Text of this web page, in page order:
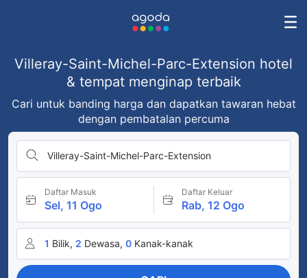
Villeray-Saint-Michel-Parc-Extension hotel
& tempat menginap terbaik
Cari untuk banding harga dan dapatkan tawaran hebat
dengan pembatalan percuma
Villeray-Saint-Michel-Parc-Extension
Daftar Masuk
Sel, 11 Ogo
Daftar Keluar
Rab, 12 Ogo
1 Bilik, 2 Dewasa, 0 Kanak-kanak